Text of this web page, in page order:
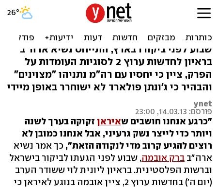
אובמה: איראן תוכל לייצר
נשק גרעיני בתוך שנה
שבוע לפני ביקורו בארץ, התייחס נשיא ארה"ב
בראיון לחדשות ערוץ 2 לסוגיות העומדות על
הפרק, ציין כי יחסיו עם רה"מ נתניהו "מצוינים"
והבהיר כי ג'ונתן פולארד לא ישוחרר באופן מיידי
ynet
פורסם: 14.03.13, 23:00
"כרגע אנחנו חושבים שאיראן זקוקה בערך לשנה
ויותר כדי לייצר נשק גרעיני, אבל אנחנו כמובן לא
רוצים להגיע קרוב מדי לנקודה הזאת", כך אמר נשיא
ארה"ב ברק אובמה, שבוע לפני הגעתו לביקור בישראל
וברשות הפלסטינית. בראיון ליונית לוי ששודר הערב
(יום ה') בחדשות ערוץ 2, ציין אובמה בנוגע לאיראן כי